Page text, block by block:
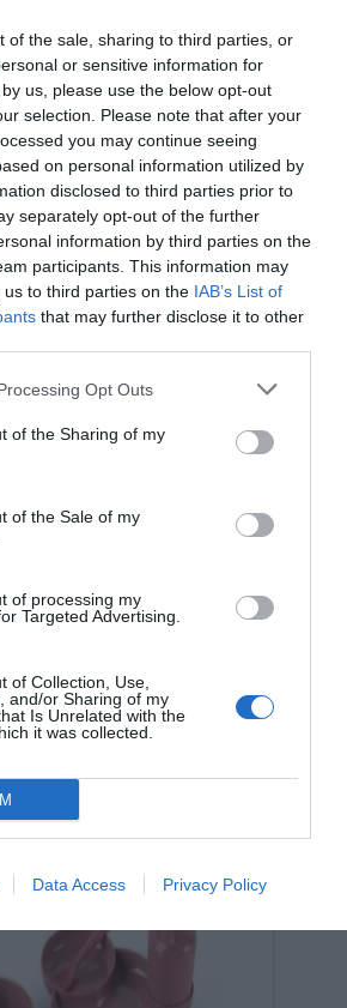
of the sale, sharing to third parties, or
or sensitive information for
us, please use the below opt-out
selection. Please note that after your
you may continue seeing
on personal information utilized by
disclosed to third parties prior to
separately opt-out of the further
information by third parties on the
participants. This information may
to third parties on the IAB’s List of
that may further disclose it to other
Opt Outs
of the Sharing of my
of the Sale of my
of processing my
Targeted Advertising.
of Collection, Use,
and/or Sharing of my
Is Unrelated with the
it was collected.
Data Access Privacy Policy
διεθνής ηγέτης στον σχεδιασμό
επαγγελματικού εκπαιδευτικού
Η γκάμα της περιλαμβάνει από
ψυχοκινητικής έως μικροέπιπλα
όλα κατασκευασμένα για να
σκληρή χρήση σε σχολικά
προϊόν συμμορφώνεται αυστηρά
πρότυπα ασφαλείας και τις
προδιαγραφές (βιώσιμη υλοτομία,
Η επιλογή της Nathan για τον
παιδαγωγική αρτιότητα και μια
εκπαιδευτικούς οργανισμούς.
προϊόντα